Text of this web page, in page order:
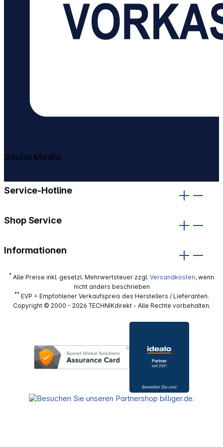
Service-Hotline
Shop Service
Informationen
Social Media
* Alle Preise inkl. gesetzl. Mehrwertsteuer zzgl. Versandkosten, wenn
nicht anders beschrieben
**EVP = Empfohlener Verkaufspreis des Herstellers / Lieferanten.
Copyright © 2000 - 2026 TECHNIKdirekt - Alle Rechte vorbehalten.